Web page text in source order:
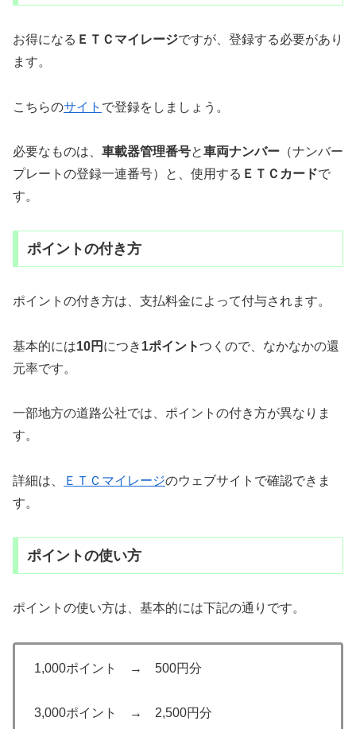
お得になる ＥＴＣマイレージですが、登録する必要があり
ます。
こちらのサイト で登録をしましょう。
必要なものは、 車載器管理番号と車両ナンバー （ナンバー
プレートの登録一連番号）と、使用する ＥＴ Ｃカードで
す。
ポイントの付き方
ポイントの付き方は、支払料金によって付与されます。
基本的には10円 につき 1ポイントつくので、なかなかの還
元率です。
一部地方の道路公社では、ポイントの付き方が異なりま
す。
詳細は、 ＥＴＣマイレージのウェブサイトで確認できま
す。
ポイントの使い方
ポイントの使い方は、基本的には下記の通りです。
1,000ポイント → 500円分
3,000ポイント → 2,500円分